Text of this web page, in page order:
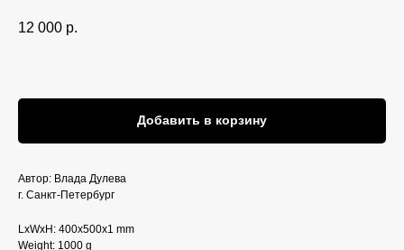
12 000 р.
Добавить в корзину
Автор: Влада Дулева
г. Санкт-Петербург
LxWxH: 400x500x1 mm
Weight: 1000 g